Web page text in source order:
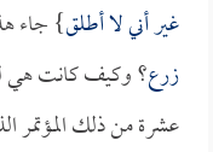
غير أني لا أطلق} جاء
زرع؟ وكيف كانت هي
عشرة من ذلك المؤتمر